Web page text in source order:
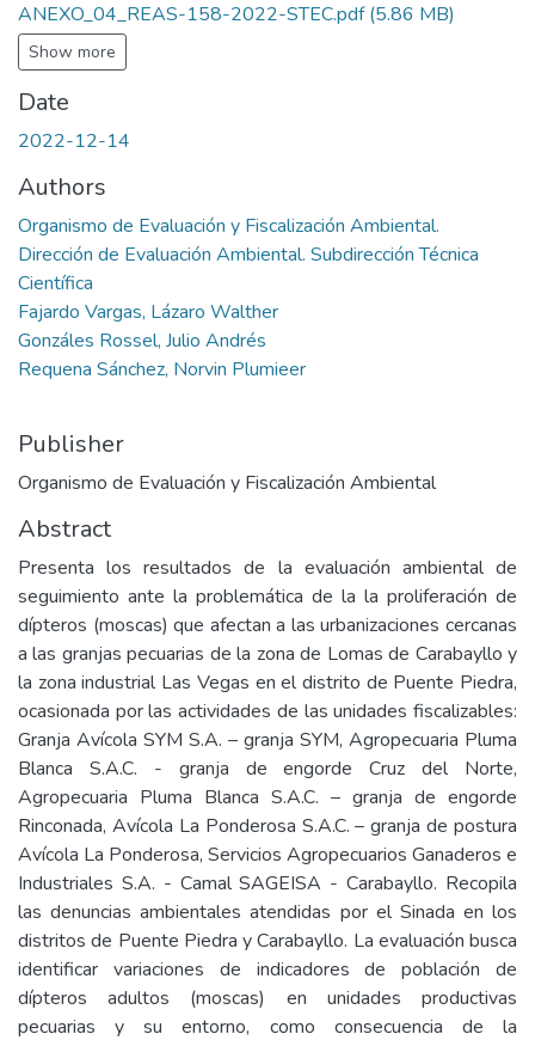
ANEXO_04_REAS-158-2022-STEC.pdf(5.86 MB)
Show more
Date
2022-12-14
Authors
Organismo de Evaluación y Fiscalización Ambiental.
Dirección de Evaluación Ambiental. Subdirección Técnica
Científica
Fajardo Vargas, Lázaro Walther
Gonzáles Rossel, Julio Andrés
Requena Sánchez, Norvin Plumieer
Publisher
Organismo de Evaluación y Fiscalización Ambiental
Abstract
Presenta los resultados de la evaluación ambiental de
seguimiento ante la problemática de la la proliferación de
dípteros (moscas) que afectan a las urbanizaciones cercanas
a las granjas pecuarias de la zona de Lomas de Carabayllo y
la zona industrial Las Vegas en el distrito de Puente Piedra,
ocasionada por las actividades de las unidades fiscalizables:
Granja Avícola SYM S.A. – granja SYM, Agropecuaria Pluma
Blanca S.A.C. - granja de engorde Cruz del Norte,
Agropecuaria Pluma Blanca S.A.C. – granja de engorde
Rinconada, Avícola La Ponderosa S.A.C. – granja de postura
Avícola La Ponderosa, Servicios Agropecuarios Ganaderos e
Industriales S.A. - Camal SAGEISA - Carabayllo. Recopila
las denuncias ambientales atendidas por el Sinada en los
distritos de Puente Piedra y Carabayllo. La evaluación busca
identificar variaciones de indicadores de población de
dípteros adultos (moscas) en unidades productivas
pecuarias y su entorno, como consecuencia de la